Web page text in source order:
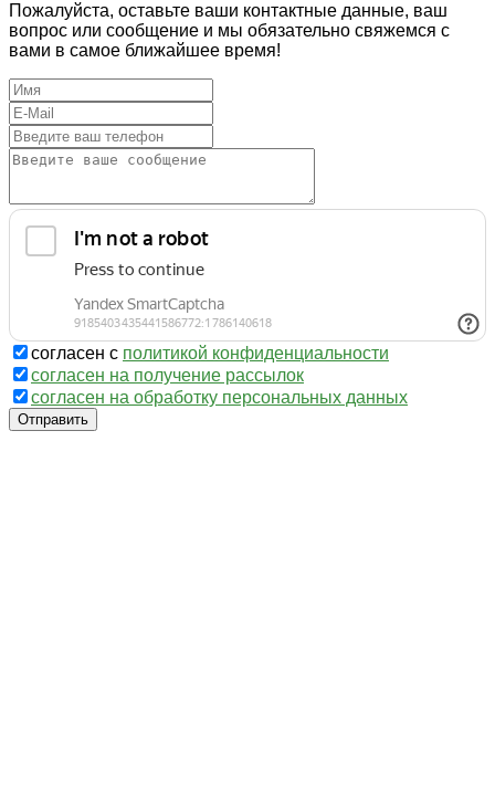
Пожалуйста, оставьте ваши контактные данные, ваш
вопрос или сообщение и мы обязательно свяжемся с
вами в самое ближайшее время!
согласен с политикой конфиденциальности
согласен на получение рассылок
согласен на обработку персональных данных
Отправить